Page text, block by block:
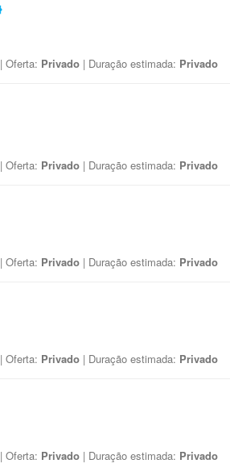
| Oferta: Privado | Duração estimada: Privado
| Oferta: Privado | Duração estimada: Privado
| Oferta: Privado | Duração estimada: Privado
| Oferta: Privado | Duração estimada: Privado
| Oferta: Privado | Duração estimada: Privado